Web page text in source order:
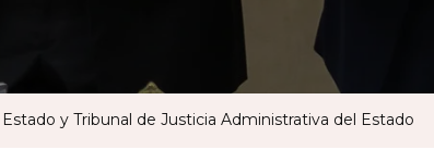
y Tribunal de Justicia Administrativa del Estado